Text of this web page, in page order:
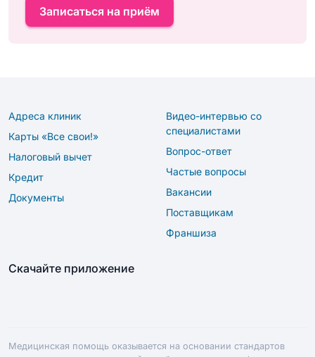
Записаться на приём
Адреса клиник
Карты «Все свои!»
Налоговый вычет
Кредит
Документы
Видео-интервью со
специалистами
Вопрос-ответ
Частые вопросы
Вакансии
Поставщикам
Франшиза
Скачайте приложение
Медицинская помощь оказывается на основании стандартов